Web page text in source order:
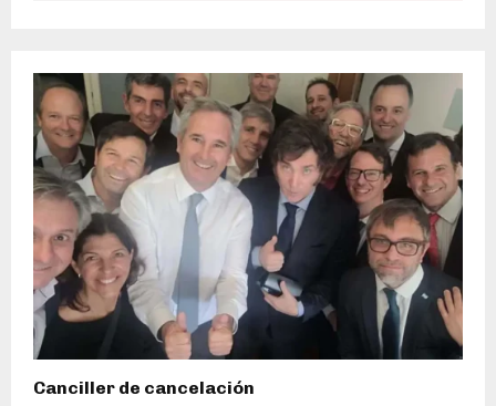
Canciller de cancelación